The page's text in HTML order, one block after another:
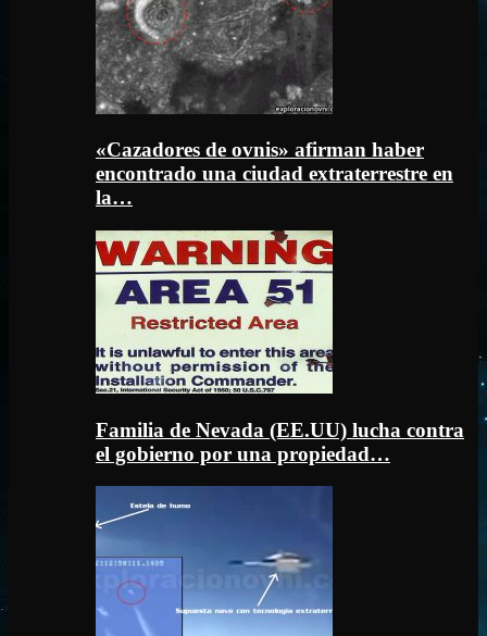
«Cazadores de ovnis» afirman haber
encontrado una ciudad extraterrestre en
la…
Familia de Nevada (EE.UU) lucha contra
el gobierno por una propiedad…